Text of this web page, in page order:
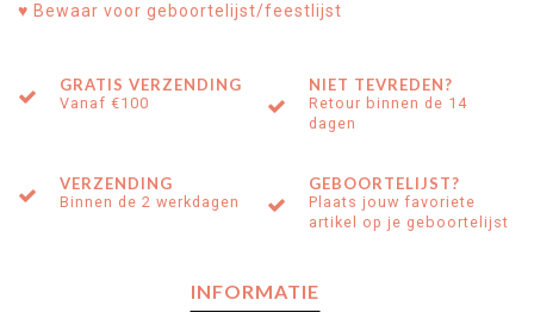
♥ Bewaar voor geboortelijst/feestlijst
GRATIS VERZENDING
Vanaf €100
NIET TEVREDEN?
Retour binnen de 14
dagen
VERZENDING
Binnen de 2 werkdagen
GEBOORTELIJST?
Plaats jouw favoriete
artikel op je geboortelijst
INFORMATIE